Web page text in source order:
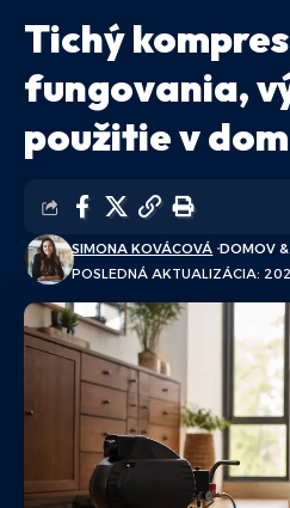
Tichý
fungovania,
použitie v
POSLEDNÁ AKTUALIZÁCIA:
SIMONA KOVÁCOVÁ DOMOV